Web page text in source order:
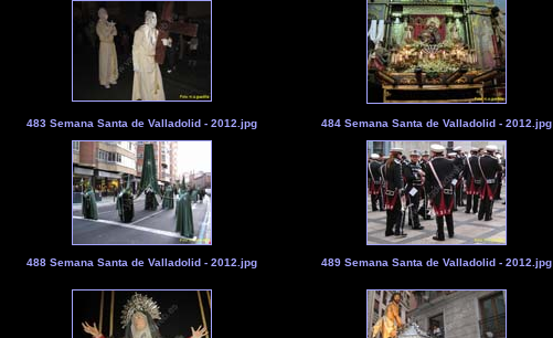
483 Semana Santa de Valladolid - 2012.jpg 484 Semana Santa de Valladolid - 2012.jpg
488 Semana Santa de Valladolid - 2012.jpg 489 Semana Santa de Valladolid - 2012.jpg